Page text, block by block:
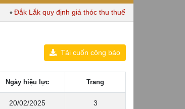
Đắk Lắk quy định giá thóc thu thuế dùng để tính thuế sử
Tải cuốn công báo
Ngày hiệu lực Trang
20/02/2025 3